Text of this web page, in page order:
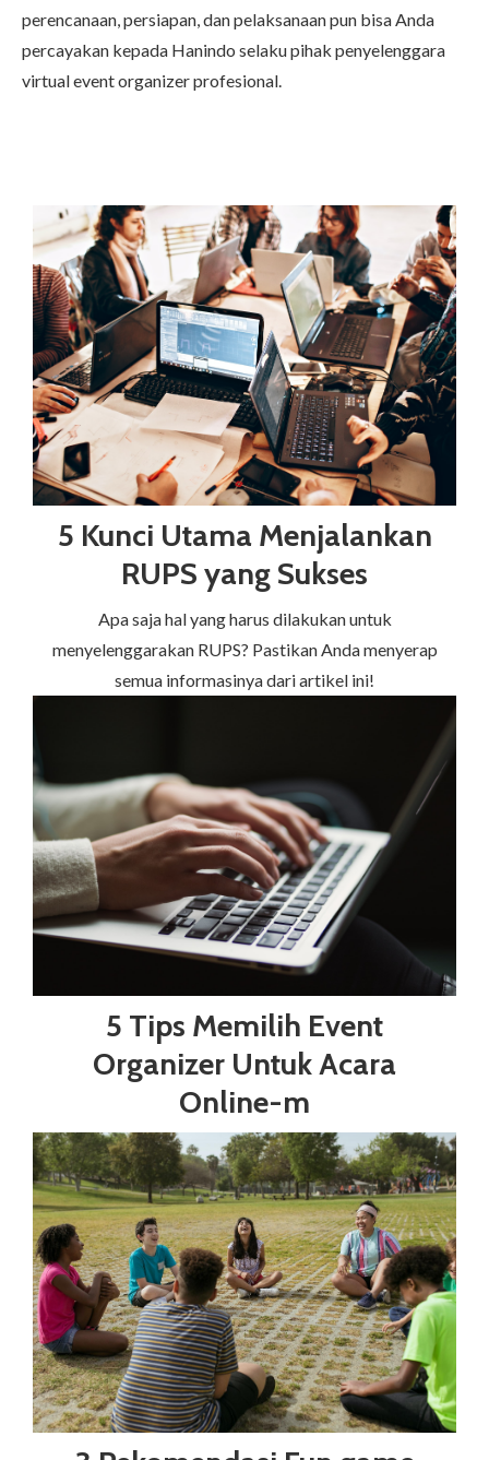
perencanaan, persiapan, dan pelaksanaan pun bisa Anda
percayakan kepada Hanindo selaku pihak penyelenggara
virtual event organizer profesional.
5 Kunci Utama Menjalankan
RUPS yang Sukses
Apa saja hal yang harus dilakukan untuk
menyelenggarakan RUPS? Pastikan Anda menyerap
semua informasinya dari artikel ini!
5 Tips Memilih Event
Organizer Untuk Acara
Online-m